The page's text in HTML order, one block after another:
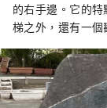
的右手邊。它的
梯之外，還有一個